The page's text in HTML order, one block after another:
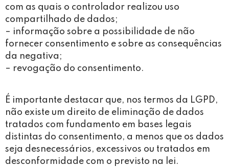
com as quais o controlador realizou uso
compartilhado de dados;
– informação sobre a possibilidade de não
fornecer consentimento e sobre as consequências
da negativa;
– revogação do consentimento.
É importante destacar que, nos termos da LGPD,
não existe um direito de eliminação de dados
tratados com fundamento em bases legais
distintas do consentimento, a menos que os dados
seja desnecessários, excessivos ou tratados em
desconformidade com o previsto na lei.